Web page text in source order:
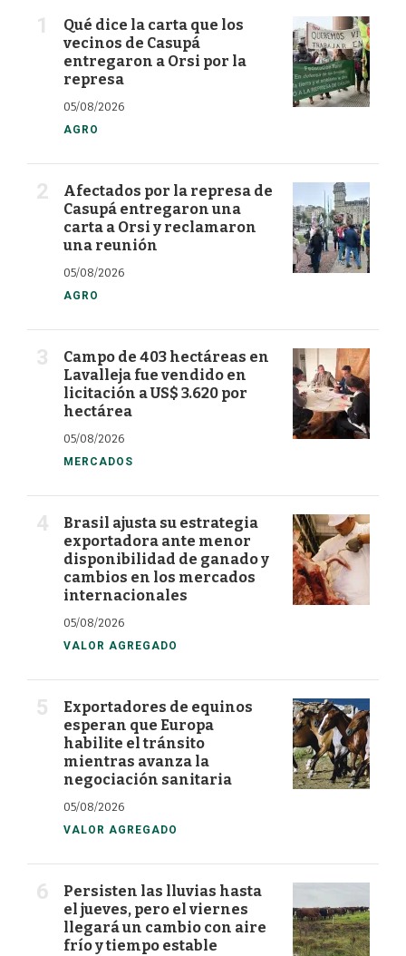
Qué dice la carta que los
vecinos de Casupá
entregaron a Orsi por la
represa
05/08/2026
AGRO
Afectados por la represa de
Casupá entregaron una
carta a Orsi y reclamaron
una reunión
05/08/2026
AGRO
Campo de 403 hectáreas en
Lavalleja fue vendido en
licitación a US$ 3.620 por
hectárea
05/08/2026
MERCADOS
Brasil ajusta su estrategia
exportadora ante menor
disponibilidad de ganado y
cambios en los mercados
internacionales
05/08/2026
VALOR AGREGADO
Exportadores de equinos
esperan que Europa
habilite el tránsito
mientras avanza la
negociación sanitaria
05/08/2026
VALOR AGREGADO
Persisten las lluvias hasta
el jueves, pero el viernes
llegará un cambio con aire
frío y tiempo estable